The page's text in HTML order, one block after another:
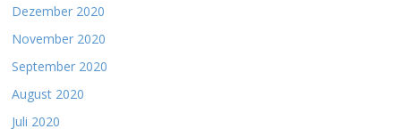
Dezember 2020
November 2020
September 2020
August 2020
Juli 2020